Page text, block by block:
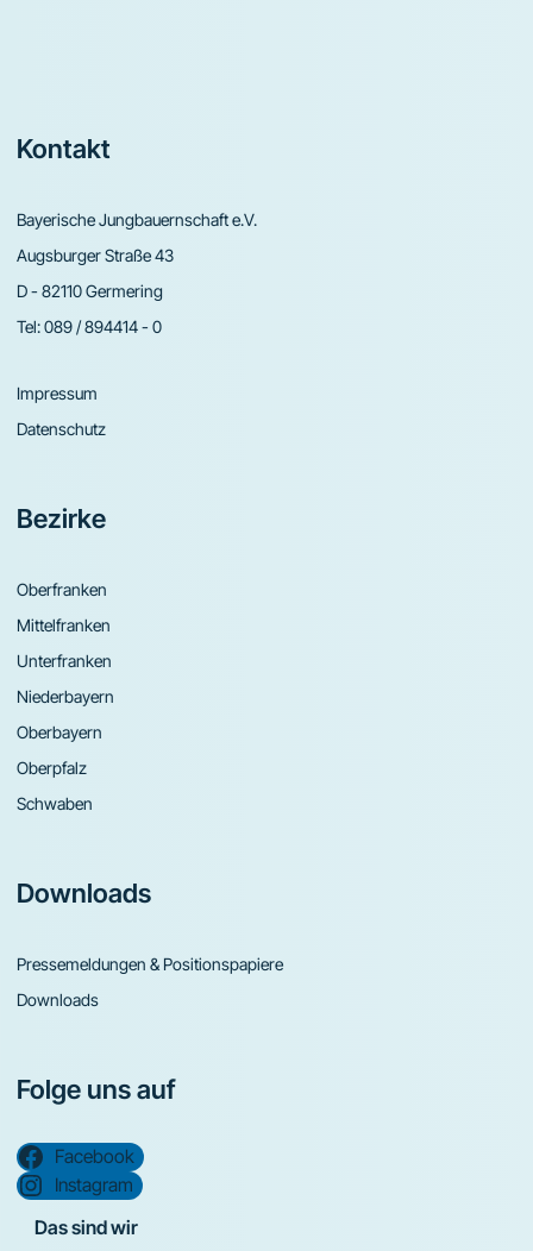
Footer
Kontakt
Bayerische Jungbauernschaft e.V.
Augsburger Straße 43
D - 82110 Germering
Tel:089 / 894414 - 0
Impressum
Datenschutz
Bezirke
Oberfranken
Mittelfranken
Unterfranken
Niederbayern
Oberbayern
Oberpfalz
Schwaben
Downloads
Pressemeldungen & Positionspapiere
Downloads
Folge uns auf
Facebook
Instagram
Das sind wir